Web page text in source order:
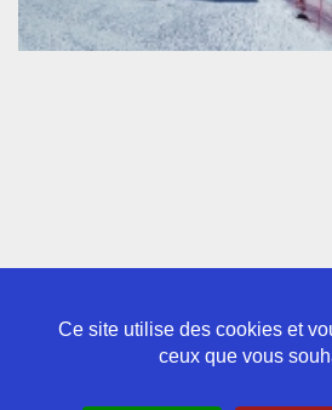
Ce site utilise des cookies et
ceux que vous